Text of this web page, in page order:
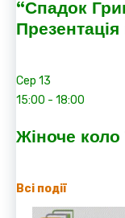
“Спадок
Сер 13
15:00 - 18:00
Жіноче коло
Всі події